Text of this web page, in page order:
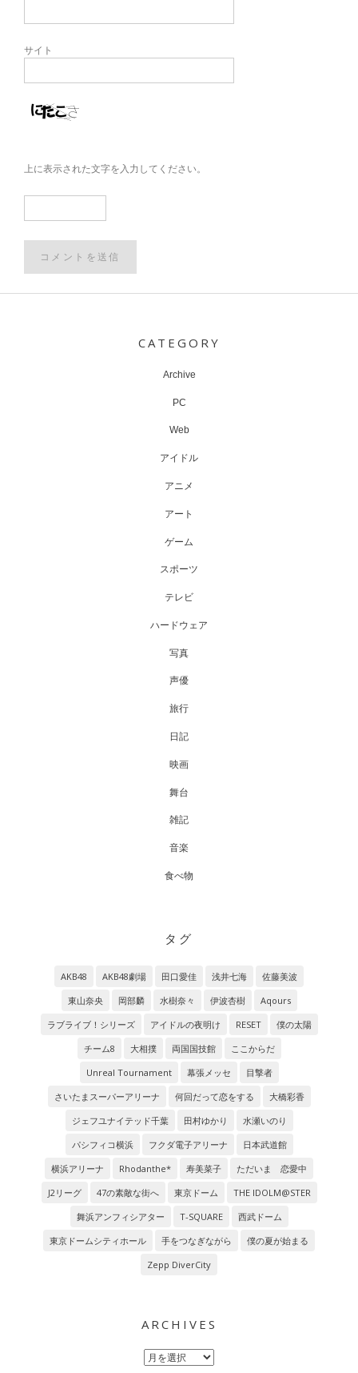
サイト
上に表示された文字を入力してください。
CATEGORY
Archive
PC
Web
アイドル
アニメ
アート
ゲーム
スポーツ
テレビ
ハードウェア
写真
声優
旅行
日記
映画
舞台
雑記
音楽
食べ物
タグ
AKB48 AKB48劇場 田口愛佳 浅井七海
佐藤美波
東山奈央
岡部麟 水樹奈々 伊波杏樹
Aqours
ラブライブ！シリーズ
アイドルの夜明け RESET
僕の太陽
チーム8
大相撲 両国国技館
ここからだ
Unreal Tournament
幕張メッセ
目撃者
さいたまスーパーアリーナ
何回だって恋をする
大橋彩香
ジェフユナイテッド千葉
田村ゆかり
水瀬いのり
パシフィコ横浜
フクダ電子アリーナ
日本武道館
横浜アリーナ
Rhodanthe* 寿美菜子
ただいま 恋愛中
J2リーグ
47の素敵な街へ 東京ドーム
THE IDOLM@STER
舞浜アンフィシアター
T-SQUARE
西武ドーム
東京ドームシティホール
手をつなぎながら
僕の夏が始まる
Zepp DiverCity
ARCHIVES
Archives